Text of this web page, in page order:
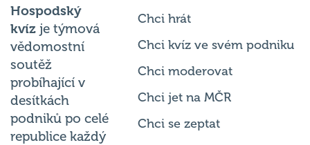
Hospodský
kvíz je týmová
vědomostní
soutěž
probíhající v
desítkách
podniků po celé
republice každý
Chci hrát
Chci kvíz ve svém podniku
Chci moderovat
Chci jet na MČR
Chci se zeptat